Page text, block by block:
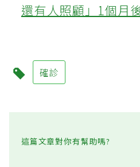
還有人照顧」1個月
確診
這篇文章對你有幫助嗎?